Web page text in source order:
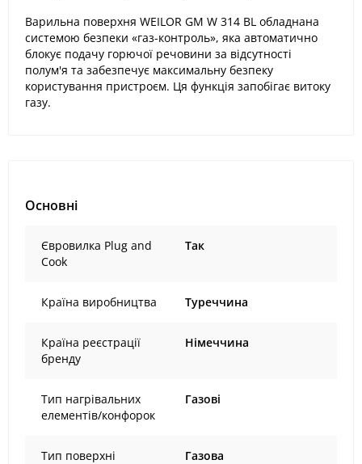
Варильна поверхня WEILOR GM W 314 BL обладнана
системою безпеки «газ-контроль», яка автоматично
блокує подачу горючої речовини за відсутності
полум'я та забезпечує максимальну безпеку
користування пристроєм. Ця функція запобігає витоку
газу.
Основні
Євровилка Plug and
Cook
Так
Країна виробництва Туреччина
Країна реєстрації
бренду
Німеччина
Тип нагрівальних
елементів/конфорок
Газові
Тип поверхні Газова